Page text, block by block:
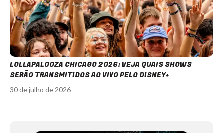
LOLLAPALOOZA CHICAGO 2026: VEJA QUAIS SHOWS
SERÃO TRANSMITIDOS AO VIVO PELO DISNEY+
30 de julho de 2026